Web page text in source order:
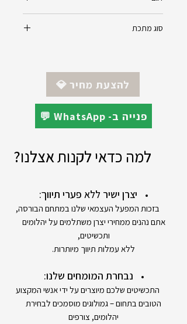
סוג מתכת
*ניתן להזמין את התכשיט בזהב 18K
💎 להצעת מחיר
💬 WhatsApp -פנייה ב
למה כדאי לקנות אצלנו?
יצרן ישיר ללא פערי תיווך:
בזכות המפעל העצמאי שלנו במתחם הבורסה,
אתם נהנים ממחירי יצרן משתלמים על יהלומים
ותכשיטים,
ללא עמלות תיווך מיותרות.
נבחרת המומחים שלנו:
התכשיטים שלכם מיוצרים על ידי אנשי המקצוע
הטובים בתחום – גמולוגים מוסמכים לבחירת
יהלומים, צורפים